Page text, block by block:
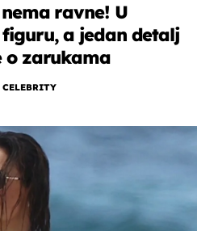
ravne! U
a jedan detalj
o zarukama
CELEBRITY
OBAVIJESTI